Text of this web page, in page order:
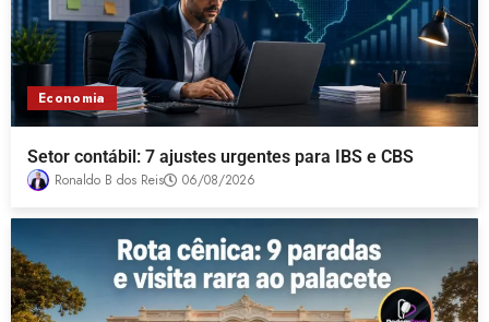
Economia
Setor contábil: 7 ajustes urgentes para IBS e CBS
Ronaldo B dos Reis 06/08/2026